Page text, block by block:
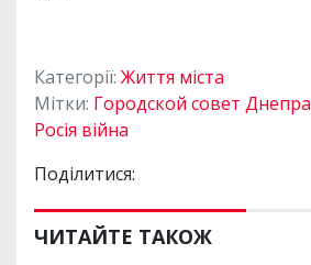
Категорії: Життя міста
Мітки: Городской совет Днепра
Росія війна
Поділитися:
ЧИТАЙТЕ ТАКОЖ